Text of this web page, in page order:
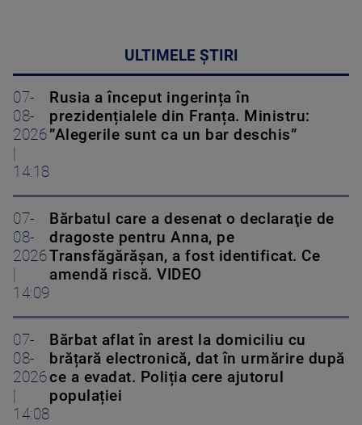
ULTIMELE ȘTIRI
07-
08-
2026
14:18
Rusia a început ingerința în
prezidențialele din Franța. Ministru:
”Alegerile sunt ca un bar deschis”
07-
08-
2026
14:09
Bărbatul care a desenat o declaraţie de
dragoste pentru Anna, pe
Transfăgărăşan, a fost identificat. Ce
amendă riscă. VIDEO
07-
08-
2026
14:08
Bărbat aflat în arest la domiciliu cu
brățară electronică, dat în urmărire după
ce a evadat. Poliția cere ajutorul
populației